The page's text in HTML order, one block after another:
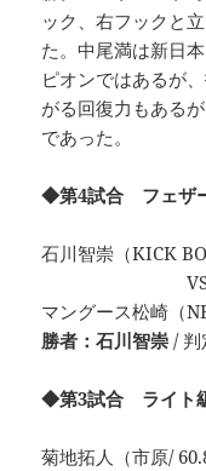
ック、右フックと
た。中尾満は新日
ピオンではあるが
がる回復力もある
であった。
◆第4試合 フェザ
石川智崇（KICK
マングース松崎（
勝者：石川智崇 / 判
◆第3試合 ライト
菊地拓人（市原/